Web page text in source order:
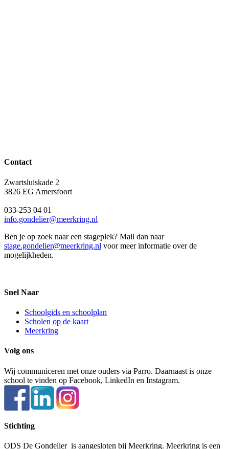
Contact
Zwartsluiskade 2
3826 EG Amersfoort
033-253 04 01
info.gondelier@meerkring.nl
Ben je op zoek naar een stageplek? Mail dan naar
stage.gondelier@meerkring.nl voor meer informatie over de
mogelijkheden.
Snel Naar
Schoolgids en schoolplan
Scholen op de kaart
Meerkring
Volg ons
Wij communiceren met onze ouders via Parro. Daarnaast is onze
school te vinden op Facebook, LinkedIn en Instagram.
Stichting
ODS De Gondelier is aangesloten bij Meerkring. Meerkring is een